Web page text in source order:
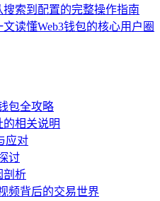
索到配置的完整操作指南
读懂Web3钱包的核心用户圈
包全攻略
的相关说明
应对
讨
剖析
频背后的交易世界